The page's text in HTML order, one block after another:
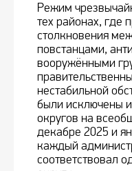
Режим
тех районах, где
столкновения
повстанцами,
вооружёнными
нестабильной
были исключены
округов на
декабре 2025 и
каждый
соответствовал